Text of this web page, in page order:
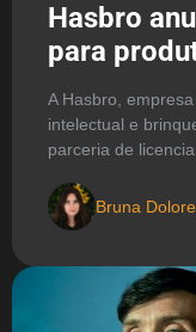
Hasbro
para
A Hasbro,
intelectual e
parceria de
Bruna